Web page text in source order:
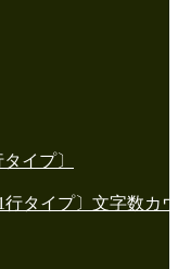
イプ〕
行タイプ〕文字数カ